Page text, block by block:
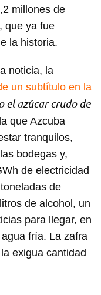
millones de
que ya fue
la historia.
noticia, la
un subtítulo en la
el azúcar crudo de
que Azcuba
tranquilos,
bodegas y,
de electricidad
de
de alcohol, un
para llegar, en
fría. La zafra
exigua cantidad